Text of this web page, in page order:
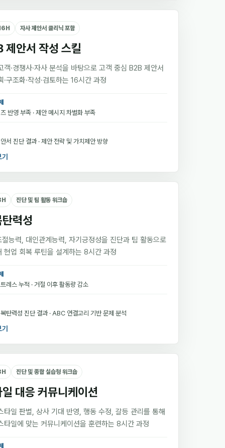
자사 제안서 클리닉 포함
제안서 작성 스킬
객·경쟁사·자사 분석을 바탕으로 고객 중심 B2B 제안서
·구조화·작성·검토하는 16시간 과정
반영 부족 · 제안 메시지 차별화 부족
서 진단 결과 · 제안 전략 및 가치제안 방향
기
진단 및 팀 활동 워크숍
력성
절능력, 대인관계능력, 자기긍정성을 진단과 팀 활동으로
현업 회복 루틴을 설계하는 8시간 과정
레스 누적 · 거절 이후 활동량 감소
탄력성 진단 결과 · ABC 연결고리 기반 문제 분석
기
진단 및 종합 실습형 워크숍
대응 커뮤니케이션
타일 판별, 상사 기대 반영, 행동 수정, 갈등 관리를 통해
타일에 맞는 커뮤니케이션을 훈련하는 8시간 과정